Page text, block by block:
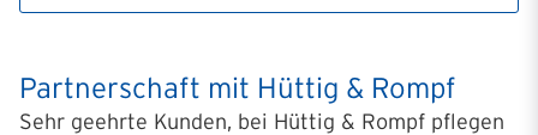
Partnerschaft mit Hüttig & Rompf
Sehr geehrte Kunden, bei Hüttig & Rompf pflegen